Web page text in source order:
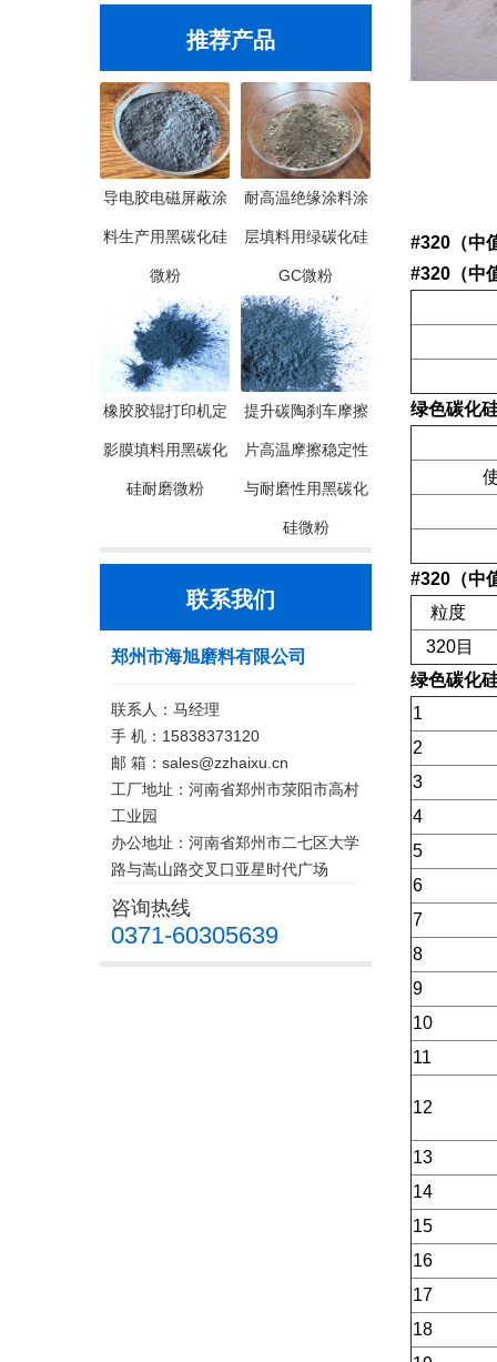
推荐产品
导电胶电磁屏蔽涂
料生产用黑碳化硅
微粉
耐高温绝缘涂料涂
层填料用绿碳化硅
GC微粉
橡胶胶辊打印机定
影膜填料用黑碳化
硅耐磨微粉
提升碳陶刹车摩擦
片高温摩擦稳定性
与耐磨性用黑碳化
硅微粉
联系我们
郑州市海旭磨料有限公司
联系人：马经理
手 机：15838373120
邮 箱：sales@zzhaixu.cn
工厂地址：河南省郑州市荥阳市高村
工业园
办公地址：河南省郑州市二七区大学
路与嵩山路交叉口亚星时代广场
咨询热线
0371-60305639
#320（中
#320（中
绿色碳化
#320（中
粒度
320目
绿色碳化
1
2
3
4
5
6
7
8
9
10
11
12
13
14
15
16
17
18